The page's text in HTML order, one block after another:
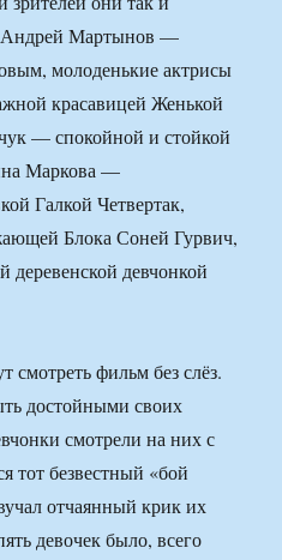
Андрей Мартынов —
молоденькие актрисы
красавицей Женькой
— спокойной и стойкой
Маркова —
Галкой Четвертак,
Блока Соней Гурвич,
девчонкой
смотреть фильм без слёз.
достойными своих
смотрели на них с
тот безвестный «бой
отчаянный крик их
девочек было, всего